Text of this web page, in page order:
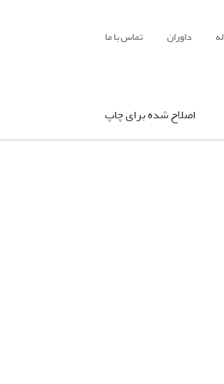
داوران تماس با ما
اصلاح شده برای چاپ